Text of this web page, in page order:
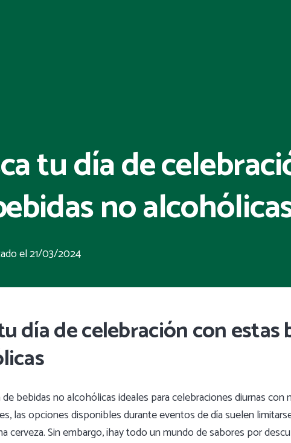
tu día de
no
el21/03/2024
día de celebración con estas
bebidas no alcohólicas ideales para celebraciones diurnas con
las opciones disponibles durante eventos de día suelen
cerveza. Sin embargo, ¡hay todo un mundo de sabores por